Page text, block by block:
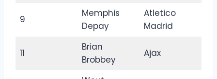
9
Memphis
Depay
Atletico
Madrid
11
Brian
Brobbey
Ajax